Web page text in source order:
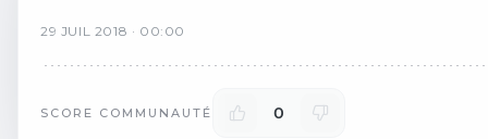
29 JUIL 2018 · 00:00
SCORE COMMUNAUTÉ 0